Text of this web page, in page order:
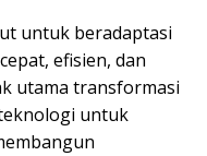
untuk beradaptasi
efisien, dan
utama transformasi
untuk